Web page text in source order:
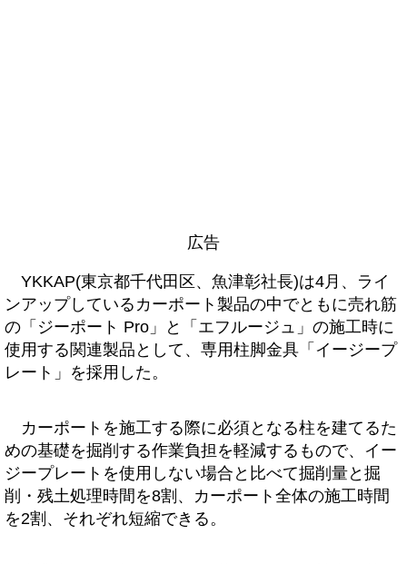
広告
YKKAP(東京都千代田区、魚津彰社長)は4月、ライ
ンアップしているカーポート製品の中でともに売れ筋
の「ジーポート Pro」と「エフルージュ」の施工時に
使用する関連製品として、専用柱脚金具「イージープ
レート」を採用した。
カーポートを施工する際に必須となる柱を建てるた
めの基礎を掘削する作業負担を軽減するもので、イー
ジープレートを使用しない場合と比べて掘削量と掘
削・残土処理時間を8割、カーポート全体の施工時間
を2割、それぞれ短縮できる。